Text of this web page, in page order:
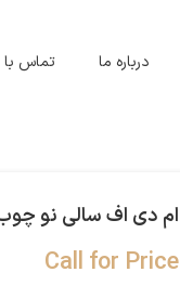
درباره ما تماس با
ام دی اف سالی نو چوب
Call for Price